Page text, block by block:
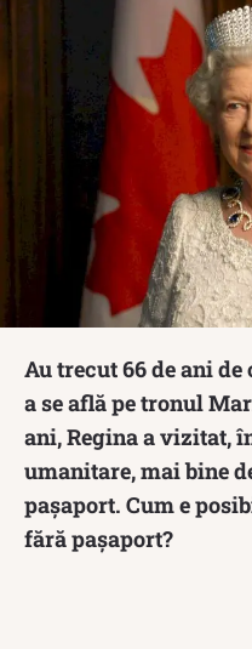
Au trecut 66 de ani
a se află pe tronul
ani, Regina a vizitat,
umanitare, mai bine
pașaport. Cum e
fără pașaport?